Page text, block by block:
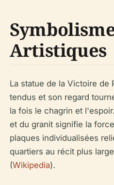
Artistiques
La statue de la Victoire de
tendus et son regard
la fois le chagrin et
et du granit signifie la
plaques individualisées
quartiers au récit plus
(Wikipedia).